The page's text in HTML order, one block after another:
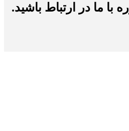
با ما در ارتباط باشید.